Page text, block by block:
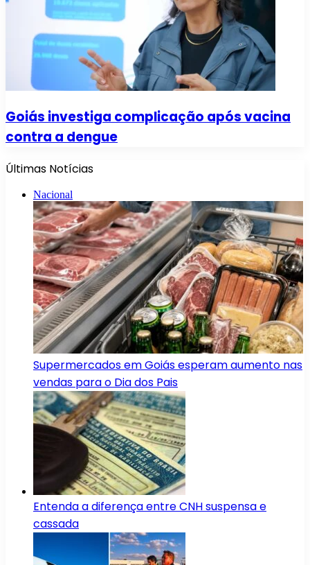
Goiás investiga complicação após vacina
contra a dengue
Últimas Notícias
Nacional
Supermercados em Goiás esperam aumento nas
vendas para o Dia dos Pais
Entenda a diferença entre CNH suspensa e
cassada